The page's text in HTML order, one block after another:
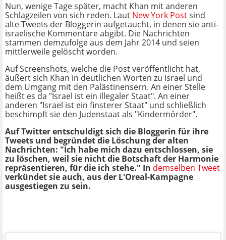
Nun, wenige Tage später, macht Khan mit anderen
Schlagzeilen von sich reden. Laut New York Postsind
alte Tweets der Bloggerin aufgetaucht, in denen sie anti-
israelische Kommentare abgibt. Die Nachrichten
stammen demzufolge aus dem Jahr 2014 und seien
mittlerweile gelöscht worden.
Auf Screenshots, welche die Post veröffentlicht hat,
äußert sich Khan in deutlichen Worten zu Israel und
dem Umgang mit den Palästinensern. An einer Stelle
heißt es da "Israel ist ein illegaler Staat". An einer
anderen "Israel ist ein finsterer Staat" und schließlich
beschimpft sie den Judenstaat als "Kindermörder".
Auf Twitter entschuldigt sich die Bloggerin für ihre
Tweets und begründet die Löschung der alten
Nachrichten: "Ich habe mich dazu entschlossen, sie
zu löschen, weil sie nicht die Botschaft der Harmonie
repräsentieren, für die ich stehe." In demselben Tweet
verkündet sie auch, aus der L'Oreal-Kampagne
ausgestiegen zu sein.